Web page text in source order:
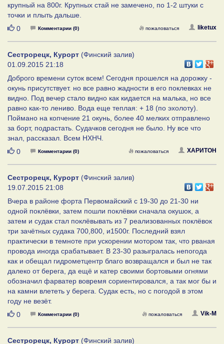
крупный на 800г. Крупных стай не замечено, по 1-2 штуки с
точки и плыть дальше.
Нравится
0 Комментарии (0) liketux
пожаловаться
Сестрорецк, Курорт (Финский залив)
01.09.2015 21:18
Доброго времени суток всем! Сегодня прошелся на дорожку -
окунь присутствует. но все равно жадности в его поклевках не
видно. Под вечер стало видно как кидается на малька, но все
равно как-то лениво. Вода еще теплая: + 18 (по эхолоту).
Поймано на копчение 21 окунь, более 40 мелких отправлено
за борт, подрастать. Судачков сегодня не было. Ну все что
знал, рассказал. Всем НХНЧ.
Нравится
0 Комментарии (0) ХАРИТОН
пожаловаться
Сестрорецк, Курорт (Финский залив)
19.07.2015 21:08
Вчера в районе форта Первомайский с 19-30 до 21-30 ни
одной поклёвки, затем пошли поклёвки сначала окушок, а
затем и судак стал поклёвывать из 7 реализованных поклёвок
три зачётных судака 700,800, и1500г. Последний взял
практически в темноте при ускорении мотором так, что рваная
провода иногда срабатывает. В 23-30 разыгралась непогода
как и обещал гидрометцентр благо возвращался и был не так
далеко от берега, да ещё и катер своими бортовыми огнями
обозначил фарватер вовремя сориентировался, а так мог бы и
на камни влететь у берега. Судак есть, но с погодой в этом
году не везёт.
Нравится
0 Комментарии (0) Vik-M
пожаловаться
Сестрорецк, Курорт (Финский залив)